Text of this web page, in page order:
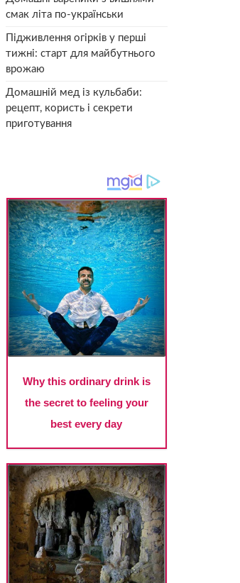
смак літа по-українськи
Підживлення огірків у перші
тижні: старт для майбутнього
врожаю
Домашній мед із кульбаби:
рецепт, користь і секрети
приготування